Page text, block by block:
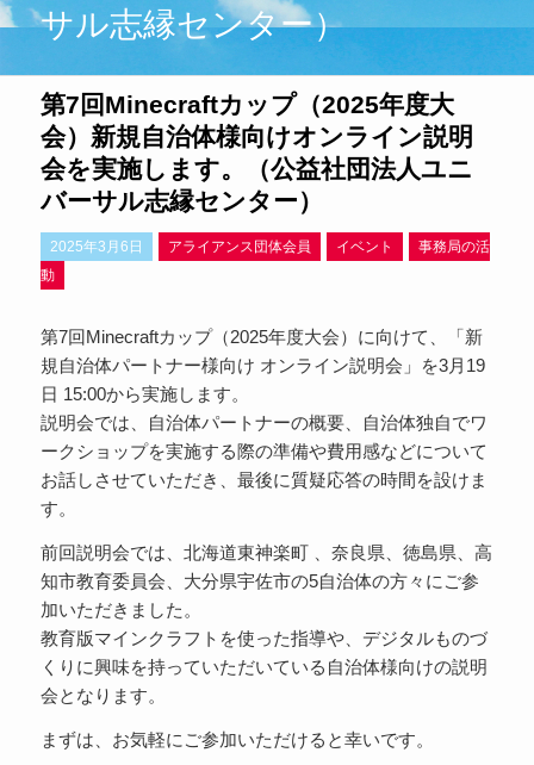
サル志縁センター）
第7回Minecraftカップ（2025年度大
会）新規自治体様向けオンライン説明
会を実施します。（公益社団法人ユニ
バーサル志縁センター）
2025年3月6日 アライアンス団体会員 イベント
事務局の活
動
第7回Minecraftカップ（2025年度大会）に向けて、「新
規自治体パートナー様向け オンライン説明会」を3月19
日 15:00から実施します。
説明会では、自治体パートナーの概要、自治体独自でワ
ークショップを実施する際の準備や費用感などについて
お話しさせていただき、最後に質疑応答の時間を設けま
す。
前回説明会では、北海道東神楽町 、奈良県、徳島県、高
知市教育委員会、大分県宇佐市の5自治体の方々にご参
加いただきました。
教育版マインクラフトを使った指導や、デジタルものづ
くりに興味を持っていただいている自治体様向けの説明
会となります。
まずは、お気軽にご参加いただけると幸いです。